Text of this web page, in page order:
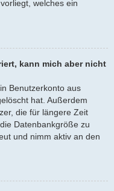
welches ein
kann mich aber nicht
Benutzerkonto aus
hat. Außerdem
die für längere Zeit
Datenbankgröße zu
und nimm aktiv an den